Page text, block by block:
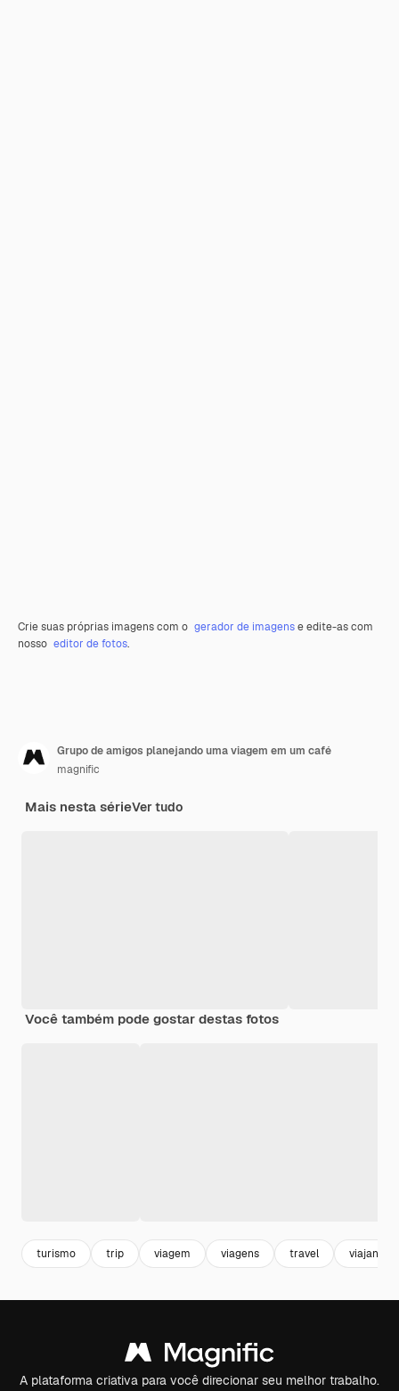
Crie suas próprias imagens com o gerador de imagense edite-as com
nosso editor de fotos.
Grupo de amigos planejando uma viagem em um café
magnific
Mais nesta sérieVer tudo
Você também pode gostar destas fotos
turismo trip viagem viagens travel viajante
A plataforma criativa para você direcionar seu melhor trabalho.